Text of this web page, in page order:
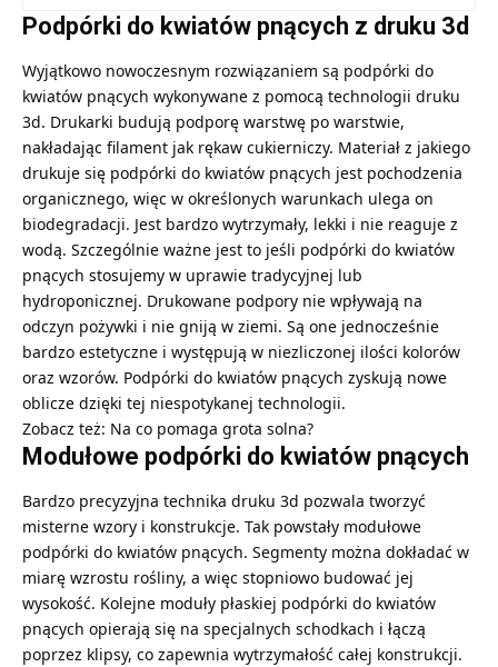
Podpórki do kwiatów pnących z druku 3d
Wyjątkowo nowoczesnym rozwiązaniem są podpórki do
kwiatów pnących wykonywane z pomocą technologii druku
3d. Drukarki budują podporę warstwę po warstwie,
nakładając filament jak rękaw cukierniczy. Materiał z jakiego
drukuje się podpórki do kwiatów pnących jest pochodzenia
organicznego, więc w określonych warunkach ulega on
biodegradacji. Jest bardzo wytrzymały, lekki i nie reaguje z
wodą. Szczególnie ważne jest to jeśli podpórki do kwiatów
pnących stosujemy w uprawie tradycyjnej lub
hydroponicznej. Drukowane podpory nie wpływają na
odczyn pożywki i nie gniją w ziemi. Są one jednocześnie
bardzo estetyczne i występują w niezliczonej ilości kolorów
oraz wzorów. Podpórki do kwiatów pnących zyskują nowe
oblicze dzięki tej niespotykanej technologii.
Zobacz też: Na co pomaga grota solna?
Modułowe podpórki do kwiatów pnących
Bardzo precyzyjna technika druku 3d pozwala tworzyć
misterne wzory i konstrukcje. Tak powstały modułowe
podpórki do kwiatów pnących. Segmenty można dokładać w
miarę wzrostu rośliny, a więc stopniowo budować jej
wysokość. Kolejne moduły płaskiej podpórki do kwiatów
pnących opierają się na specjalnych schodkach i łączą
poprzez klipsy, co zapewnia wytrzymałość całej konstrukcji.